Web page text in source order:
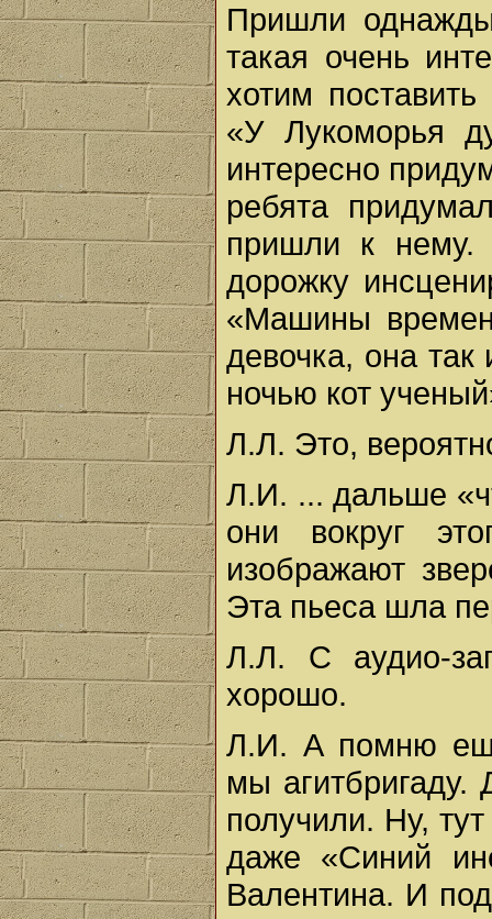
Пришли
такая очень
хотим
«У Лукоморья
интересно
ребята
пришли к нему.
дорожку
«Машины
девочка, она
ночью кот
Л.Л. Это,
Л.И. ... дальше
они вокруг
изображают
Эта пьеса шла
Л.Л. С аудио-
хорошо.
Л.И. А помню
мы
получили. Ну,
даже «Синий
Валентина. И